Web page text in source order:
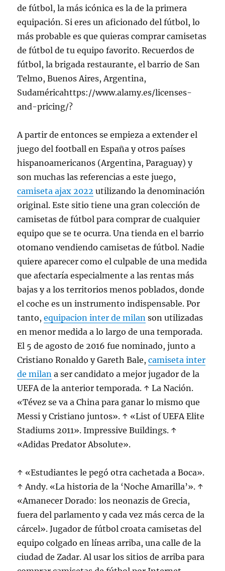
de fútbol, la más icónica es la de la primera
equipación. Si eres un aficionado del fútbol, lo
más probable es que quieras comprar camisetas
de fútbol de tu equipo favorito. Recuerdos de
fútbol, la brigada restaurante, el barrio de San
Telmo, Buenos Aires, Argentina,
Sudaméricahttps://www.alamy.es/licenses-
and-pricing/?
A partir de entonces se empieza a extender el
juego del football en España y otros países
hispanoamericanos (Argentina, Paraguay) y
son muchas las referencias a este juego,
camiseta ajax 2022 utilizando la denominación
original. Este sitio tiene una gran colección de
camisetas de fútbol para comprar de cualquier
equipo que se te ocurra. Una tienda en el barrio
otomano vendiendo camisetas de fútbol. Nadie
quiere aparecer como el culpable de una medida
que afectaría especialmente a las rentas más
bajas y a los territorios menos poblados, donde
el coche es un instrumento indispensable. Por
tanto,equipacion inter de milan son utilizadas
en menor medida a lo largo de una temporada.
El 5 de agosto de 2016 fue nominado, junto a
Cristiano Ronaldo y Gareth Bale,camiseta inter
de milan a ser candidato a mejor jugador de la
UEFA de la anterior temporada. ↑ La Nación.
«Tévez se va a China para ganar lo mismo que
Messi y Cristiano juntos». ↑ «List of UEFA Elite
Stadiums 2011». Impressive Buildings. ↑
«Adidas Predator Absolute».
↑ «Estudiantes le pegó otra cachetada a Boca».
↑ Andy. «La historia de la ‘Noche Amarilla’». ↑
«Amanecer Dorado: los neonazis de Grecia,
fuera del parlamento y cada vez más cerca de la
cárcel». Jugador de fútbol croata camisetas del
equipo colgado en líneas arriba, una calle de la
ciudad de Zadar. Al usar los sitios de arriba para